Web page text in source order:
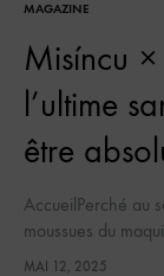
MAGAZINE
Misíncu
l’ultime
être
AccueilPerché au
moussues du
Domaine Misíncu
MAI 12, 2025